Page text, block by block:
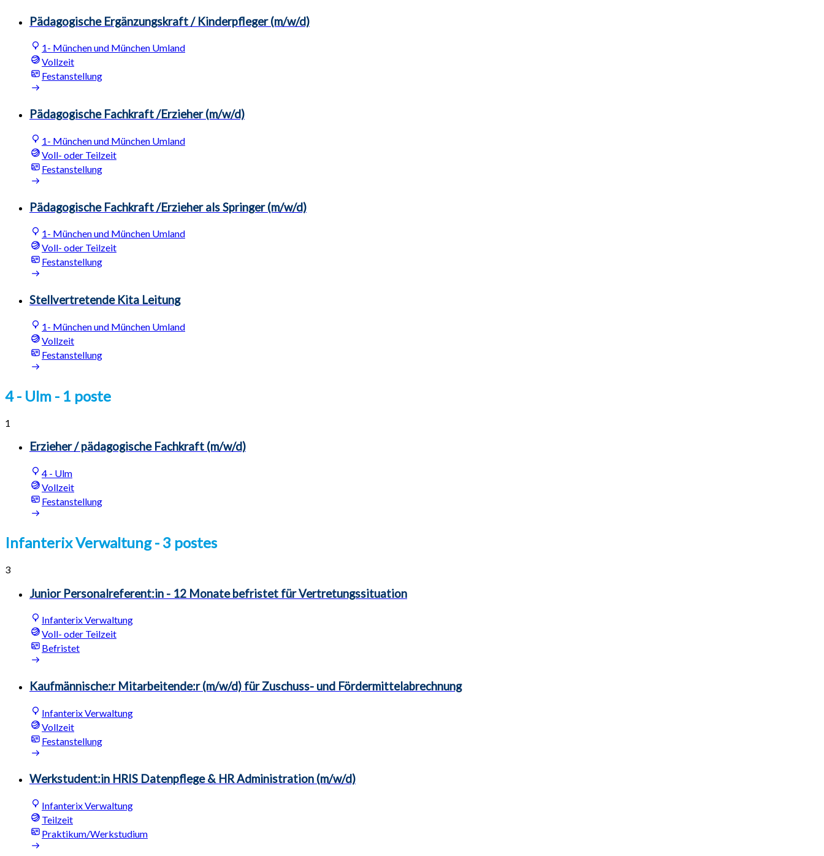
Pädagogische Ergänzungskraft / Kinderpfleger (m/w/d)
1- München und München Umland
Vollzeit
Festanstellung
Pädagogische Fachkraft /Erzieher (m/w/d)
1- München und München Umland
Voll- oder Teilzeit
Festanstellung
Pädagogische Fachkraft /Erzieher als Springer (m/w/d)
1- München und München Umland
Voll- oder Teilzeit
Festanstellung
Stellvertretende Kita Leitung
1- München und München Umland
Vollzeit
Festanstellung
4 - Ulm - 1 poste
1
Erzieher / pädagogische Fachkraft (m/w/d)
4 - Ulm
Vollzeit
Festanstellung
Infanterix Verwaltung- 3 postes
3
Junior Personalreferent:in - 12 Monate befristet für Vertretungssituation
Infanterix Verwaltung
Voll- oder Teilzeit
Befristet
Kaufmännische:r Mitarbeitende:r (m/w/d) für Zuschuss- und Fördermittelabrechnung
Infanterix Verwaltung
Vollzeit
Festanstellung
Werkstudent:in HRIS Datenpflege & HR Administration (m/w/d)
Infanterix Verwaltung
Teilzeit
Praktikum/Werkstudium